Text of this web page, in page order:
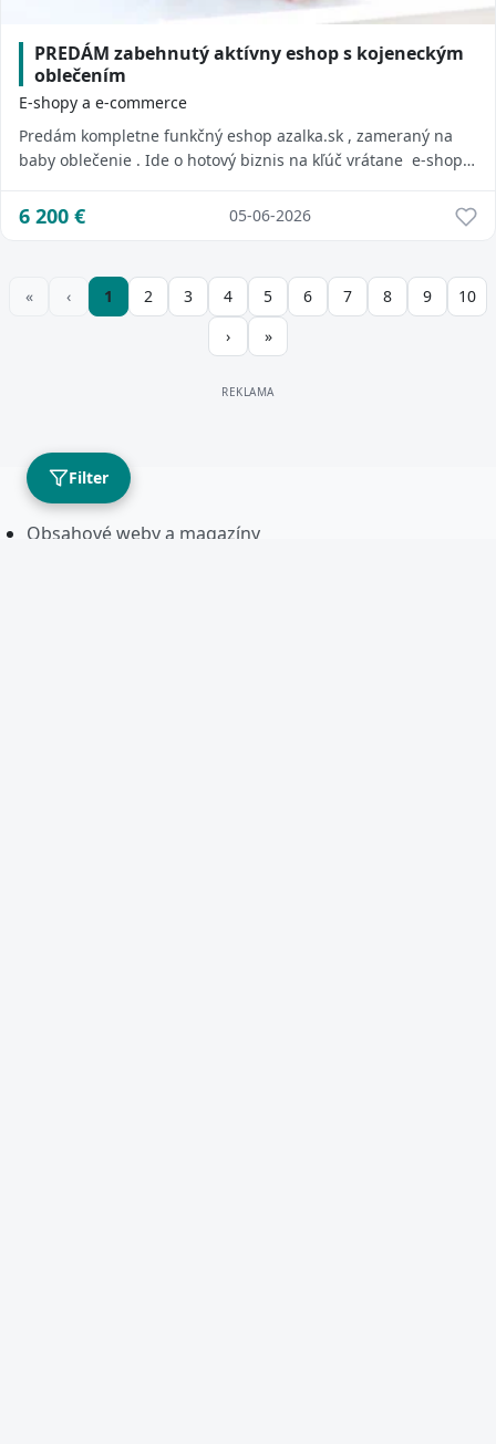
PREDÁM zabehnutý aktívny eshop s kojeneckým
oblečením
E-shopy a e-commerce
Predám kompletne funkčný eshop azalka.sk , zameraný na
baby oblečenie . Ide o hotový biznis na kľúč vrátane e-shopu,
6 200 € 05-06-2026
1 2 3 4 5 6 7 8 9 10
Obsahové weby a magazíny
Filter